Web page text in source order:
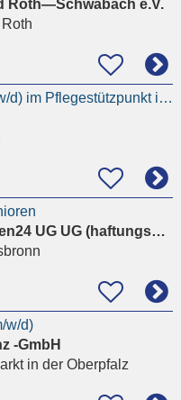
Roth—Schwabach e.V.
Pflegeberatung (m/w/d) im Pflegestützpunkt in Teilzeit
Betreuungsexperten24 UG UG (haftungsbeschränkt)
w/d)
-GmbH
in der Oberpfalz